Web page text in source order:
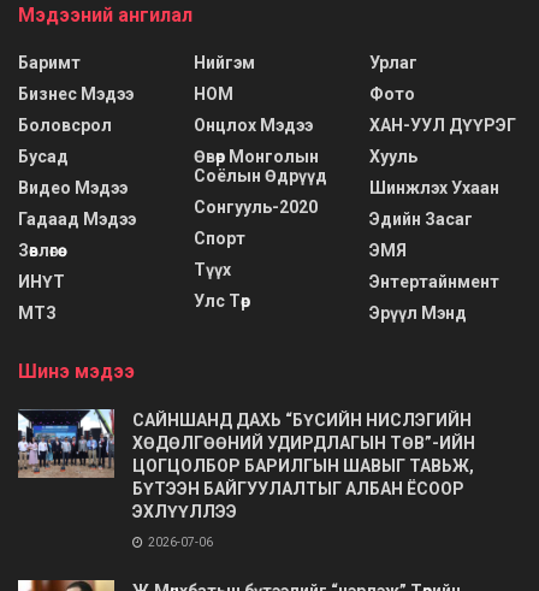
Мэдээний ангилал
Баримт
Бизнес Мэдээ
Боловсрол
Бусад
Видео Мэдээ
Гадаад Мэдээ
Зөвлөгөө
ИНҮТ
МТЗ
Нийгэм
НОМ
Онцлох Мэдээ
Өвөр Монголын
Соёлын Өдрүүд
Сонгууль-2020
Спорт
Түүх
Улс Төр
Урлаг
Фото
ХАН-УУЛ ДҮҮРЭГ
Хууль
Шинжлэх Ухаан
Эдийн Засаг
ЭМЯ
Энтертайнмент
Эрүүл Мэнд
Шинэ мэдээ
САЙНШАНД ДАХЬ “БҮСИЙН НИСЛЭГИЙН
ХӨДӨЛГӨӨНИЙ УДИРДЛАГЫН ТӨВ”-ИЙН
ЦОГЦОЛБОР БАРИЛГЫН ШАВЫГ ТАВЬЖ,
БҮТЭЭН БАЙГУУЛАЛТЫГ АЛБАН ЁСООР
ЭХЛҮҮЛЛЭЭ
2026-07-06